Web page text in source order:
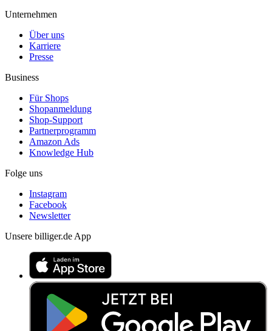
Unternehmen
Über uns
Karriere
Presse
Business
Für Shops
Shopanmeldung
Shop-Support
Partnerprogramm
Amazon Ads
Knowledge Hub
Folge uns
Instagram
Facebook
Newsletter
Unsere billiger.de App